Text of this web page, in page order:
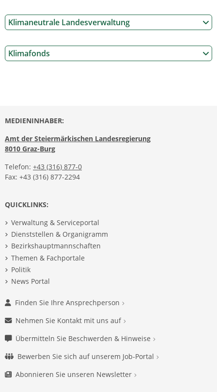
Klimaneutrale Landesverwaltung
Klimafonds
MEDIENINHABER:
Amt der Steiermärkischen Landesregierung
8010 Graz-Burg
Telefon: +43 (316) 877-0
Fax: +43 (316) 877-2294
QUICKLINKS:
Verwaltung & Serviceportal
Dienststellen & Organigramm
Bezirkshauptmannschaften
Themen & Fachportale
Politik
News Portal
Finden Sie Ihre Ansprechperson
Nehmen Sie Kontakt mit uns auf
Übermitteln Sie Beschwerden & Hinweise
Bewerben Sie sich auf unserem Job-Portal
Abonnieren Sie unseren Newsletter